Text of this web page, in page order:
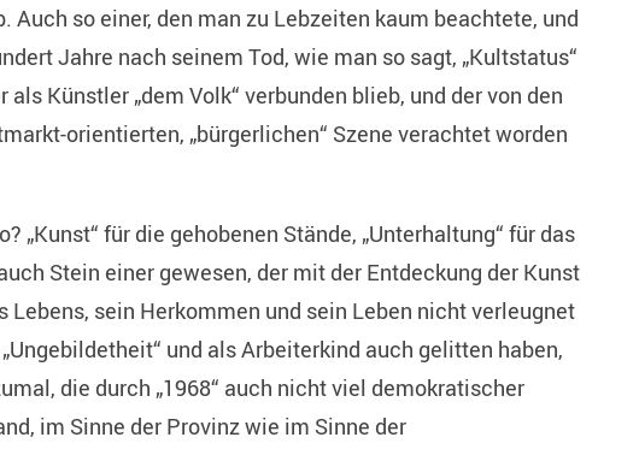
Auch so einer, den man zu Lebzeiten kaum beachtete, und
Jahre nach seinem Tod, wie man so sagt, „Kultstatus“
als Künstler „dem Volk“ verbunden blieb, und der von den
orientierten, „bürgerlichen“ Szene verachtet worden
„Kunst“ für die gehobenen Stände, „Unterhaltung“ für das
Stein einer gewesen, der mit der Entdeckung der Kunst
Lebens, sein Herkommen und sein Leben nicht verleugnet
und als Arbeiterkind auch gelitten haben,
die durch „1968“ auch nicht viel demokratischer
im Sinne der Provinz wie im Sinne der